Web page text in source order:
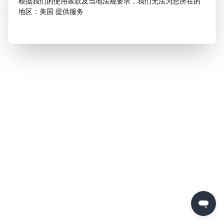
地区：美国 提供服务